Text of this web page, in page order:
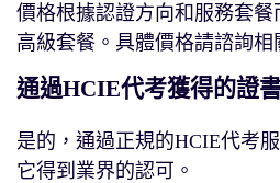
價格根據認證方向和服務套餐
高級套餐。具體價格請諮詢相
通過HCIE代考獲得的證
是的，通過正規的HCIE代考
它得到業界的認可。